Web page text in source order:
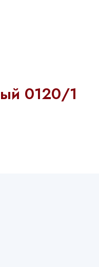
0120/1